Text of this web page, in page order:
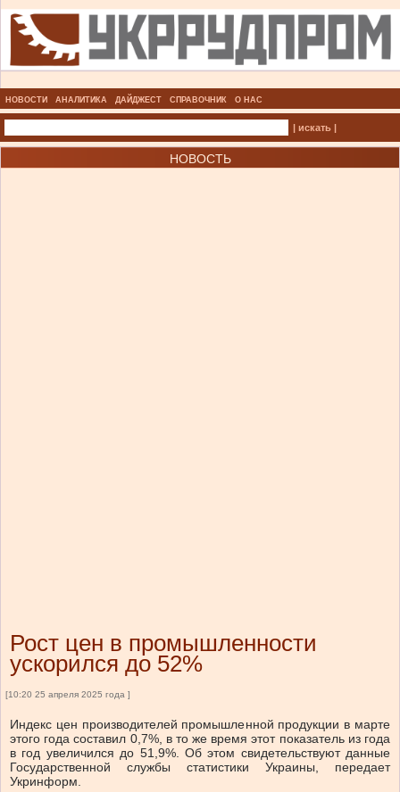
НОВОСТИ АНАЛИТИКА ДАЙДЖЕСТ СПРАВОЧНИК О НАС
| искать |
НОВОСТЬ
Рост цен в промышленности
ускорился до 52%
[10:20 25 апреля 2025 года ]
Индекс цен производителей промышленной продукции в марте
этого года составил 0,7%, в то же время этот показатель из года
в год увеличился до 51,9%. Об этом свидетельствуют данные
Государственной службы статистики Украины, передает
Укринформ.